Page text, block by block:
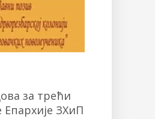
за трећи
ЗХиП